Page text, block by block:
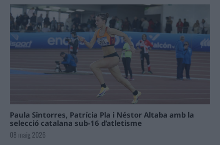
Paula Sintorres, Patrícia Pla i Néstor Altaba amb la
selecció catalana sub-16 d’atletisme
08 maig 2026